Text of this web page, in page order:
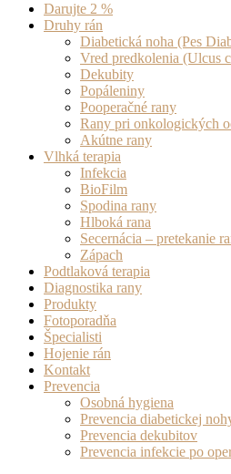
Darujte 2 %
Druhy rán
Diabetická noha (Pes
Vred predkolenia (Ulcus
Dekubity
Popáleniny
Pooperačné rany
Rany pri onkologických
Akútne rany
Vlhká terapia
Infekcia
BioFilm
Spodina rany
Hlboká rana
Secernácia – pretekanie
Zápach
Podtlaková terapia
Diagnostika rany
Produkty
Fotoporadňa
Špecialisti
Hojenie rán
Kontakt
Prevencia
Osobná hygiena
Prevencia diabetickej
Prevencia dekubitov
Prevencia infekcie po